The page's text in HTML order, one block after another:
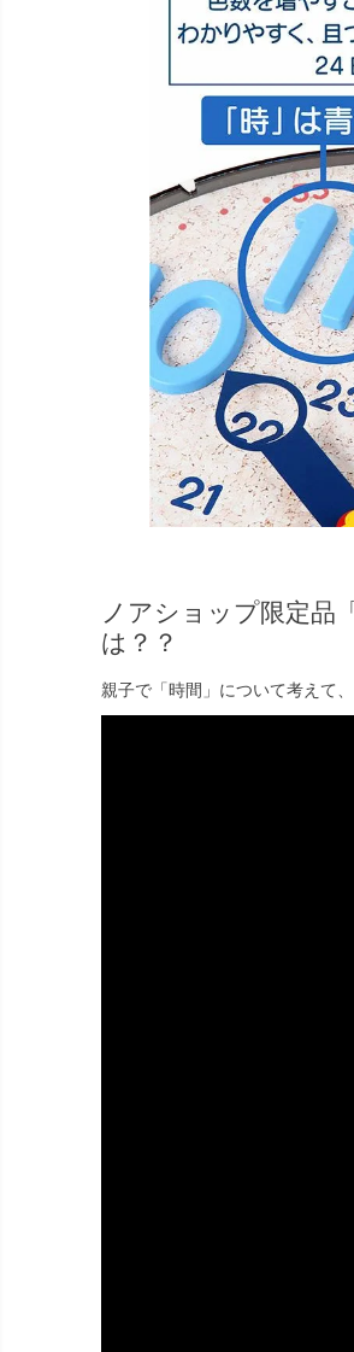
ノアショップ限定品
は？？
親子で「時間」について考えて